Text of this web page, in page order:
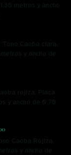
metros y ancho
Caoba clara.
y ancho de
rojiza. Placa
y ancho de 0.70
Caoba Rojiza.
y ancho de